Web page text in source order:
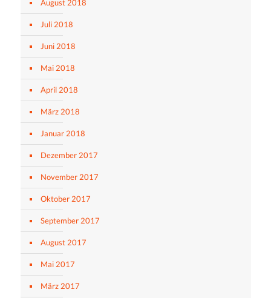
August 2018
Juli 2018
Juni 2018
Mai 2018
April 2018
März 2018
Januar 2018
Dezember 2017
November 2017
Oktober 2017
September 2017
August 2017
Mai 2017
März 2017